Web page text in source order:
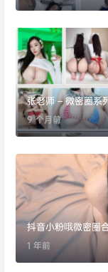
张老师 – 微密圈系
9 个月前
抖音小粉哦微密圈
1 年前